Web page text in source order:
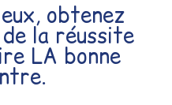
obtenez
la réussite
LA bonne